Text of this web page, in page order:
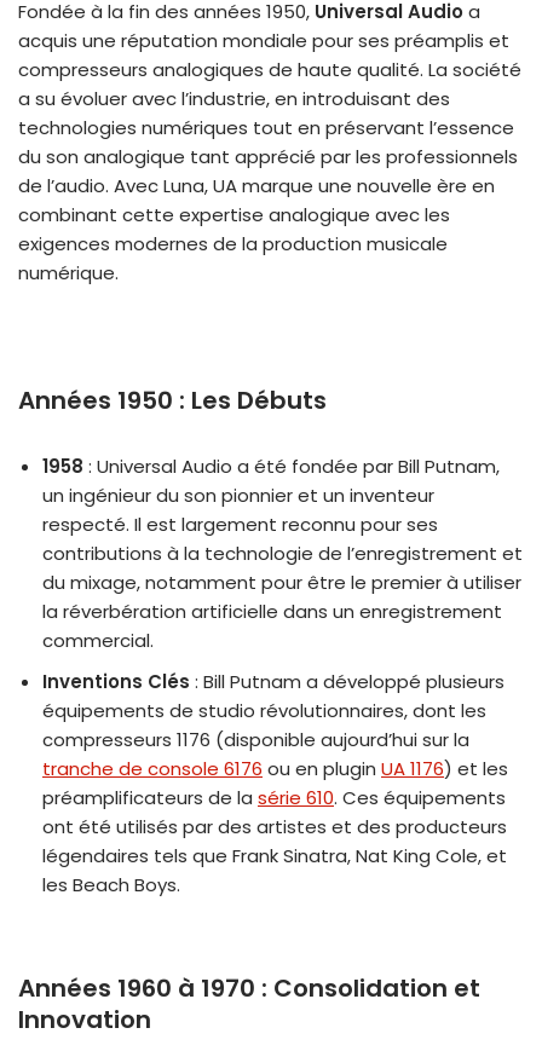
Fondée à la fin des années 1950, Universal Audioa
acquis une réputation mondiale pour ses préamplis et
compresseurs analogiques de haute qualité. La société
a su évoluer avec l’industrie, en introduisant des
technologies numériques tout en préservant l’essence
du son analogique tant apprécié par les professionnels
de l’audio. Avec Luna, UA marque une nouvelle ère en
combinant cette expertise analogique avec les
exigences modernes de la production musicale
numérique.
Années 1950 : Les Débuts
1958 : Universal Audio a été fondée par Bill Putnam,
un ingénieur du son pionnier et un inventeur
respecté. Il est largement reconnu pour ses
contributions à la technologie de l’enregistrement et
du mixage, notamment pour être le premier à utiliser
la réverbération artificielle dans un enregistrement
commercial.
Inventions Clés : Bill Putnam a développé plusieurs
équipements de studio révolutionnaires, dont les
compresseurs 1176 (disponible aujourd’hui sur la
tranche de console 6176 ou en plugin UA 1176) et les
préamplificateurs de la série 610. Ces équipements
ont été utilisés par des artistes et des producteurs
légendaires tels que Frank Sinatra, Nat King Cole, et
les Beach Boys.
Années 1960 à 1970 : Consolidation et
Innovation